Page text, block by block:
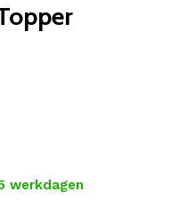
werkdagen